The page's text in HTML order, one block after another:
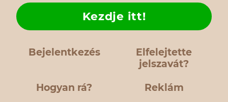
Bejelentkezés
Elfelejtette
jelszavát?
Hogyan rá?
Kezdje itt!
Reklám